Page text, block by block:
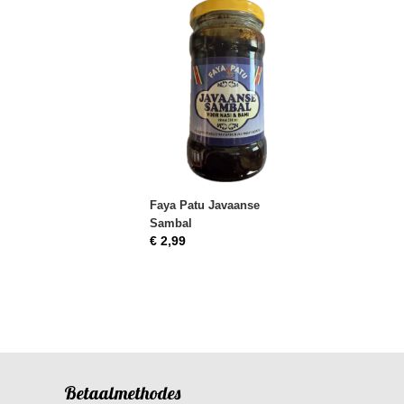
Faya Patu Javaanse
Sambal
€ 2,99
Betaalmethodes